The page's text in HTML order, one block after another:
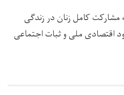
کامل زنان در زندگی
اقتصادی ملی و ثبات اجتماعی